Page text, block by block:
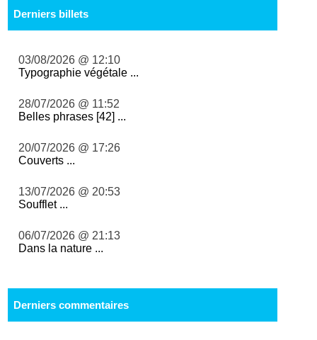
Derniers billets
03/08/2026 @ 12:10
Typographie végétale ...
28/07/2026 @ 11:52
Belles phrases [42] ...
20/07/2026 @ 17:26
Couverts ...
13/07/2026 @ 20:53
Soufflet ...
06/07/2026 @ 21:13
Dans la nature ...
Derniers commentaires